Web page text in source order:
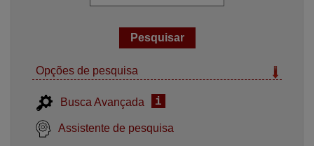
Opções de pesquisa
Busca Avançada i
Assistente de pesquisa